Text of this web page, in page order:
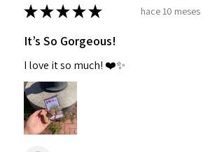
★★★★★ hace 10 meses
It’s So Gorgeous!
I love it so much! ❤️✨